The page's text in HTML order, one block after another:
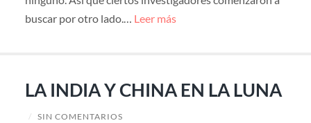
buscar por otro lado.… Leer más
LA INDIA Y CHINA EN LA LUNA
/ SIN COMENTARIOS